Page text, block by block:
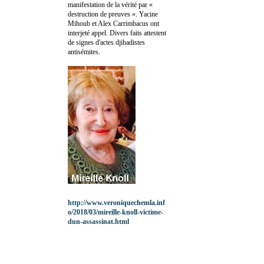
manifestation de la vérité par «
destruction de preuves ». Yacine
Mihoub et Alex Carrimbacus ont
interjeté appel. Divers faits attestent
de signes d'actes djihadistes
antisémites.
http://www.veroniquechemla.inf
o/2018/03/mireille-knoll-victime-
dun-assassinat.html